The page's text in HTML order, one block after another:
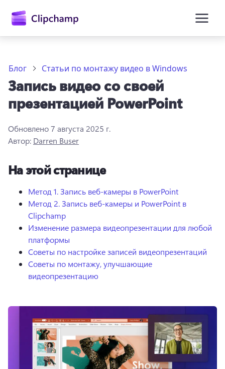
содержимому
Попробовать бесплатно
Блог Статьи по монтажу видео в Windows
Запись видео со своей
презентацией PowerPoint
Обновлено7 августа 2025 г.
Автор: Darren Buser
На этой странице
Метод 1. Запись веб-камеры в PowerPoint
Метод 2. Запись веб-камеры и PowerPoint в
Clipchamp
Изменение размера видеопрезентации для любой
платформы
Советы по настройке записей видеопрезентаций
Советы по монтажу, улучшающие
видеопрезентацию